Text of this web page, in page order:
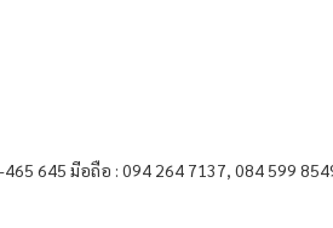
645 มีอถือ : 094 264 7137, 084 599